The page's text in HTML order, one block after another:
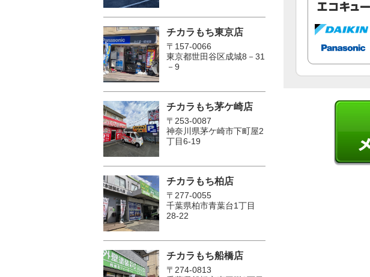
チカラもち東京店
〒157-0066
東京都世田谷区成城8－31
－9
チカラもち茅ケ崎店
〒253-0087
神奈川県茅ケ崎市下町屋2
丁目6-19
チカラもち柏店
〒277-0055
千葉県柏市青葉台1丁目
28-22
チカラもち船橋店
〒274-0813